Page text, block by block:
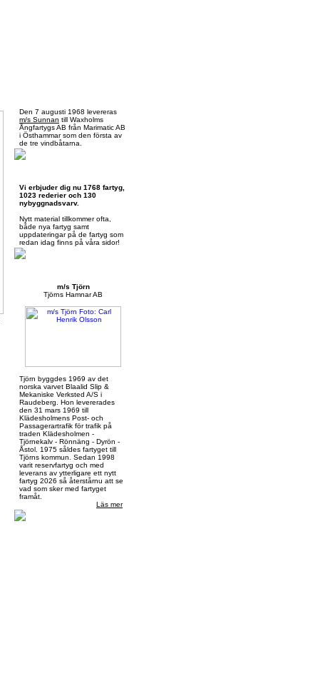
Den 7 augusti 1968 levereras
m/s Sunnan till Waxholms
Ångfartygs AB från Marimatic AB
i Östhammar som den första av
de tre vindbåtarna.
Vi erbjuder dig nu 1768 fartyg,
1023 rederier och 130
nybyggnadsvarv.
Nytt material tillkommer ofta,
både nya fartyg samt
uppdateringar på de fartyg som
redan idag finns på våra sidor!
m/s Tjörn
Tjörns Hamnar AB
Tjörn byggdes 1969 av det
norska varvet Blaalid Slip &
Mekaniske Verksted A/S i
Raudeberg. Hon levererades
den 31 mars 1969 till
Klädesholmens Post- och
Passagerartrafik för trafik på
traden Klädesholmen -
Tjörnekalv - Rönnäng - Dyrön -
Åstol. 1975 såldes fartyget till
Tjörns kommun. Sedan 1998
varit reservfartyg och med
leverans av ytterligare ett nytt
fartyg 2026 så återstårnu att se
vad som sker med fartyget
framåt.
Läs mer